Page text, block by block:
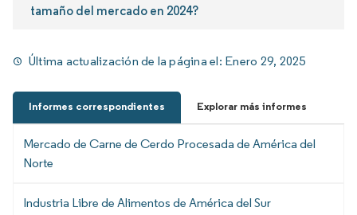
tamaño del mercado en 2024?
Última actualización de la página el: Enero 29, 2025
Informes correspondientes Explorar más informes
Mercado de Carne de Cerdo Procesada de América del
Norte
Industria Libre de Alimentos de América del Sur